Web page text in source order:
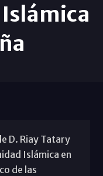
D. Riay Tatary
Islámica en
de las